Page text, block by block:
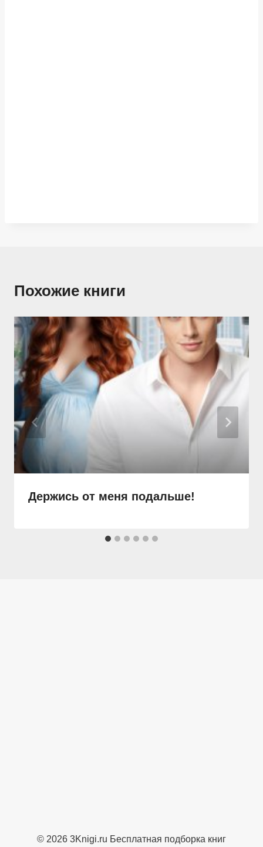
Похожие книги
Держись от меня подальше!
© 2026 3Knigi.ru Бесплатная подборка книг